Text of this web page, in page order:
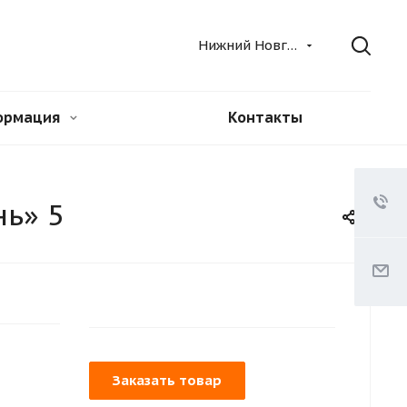
Нижний Новгород
Контакты
5
Заказать товар